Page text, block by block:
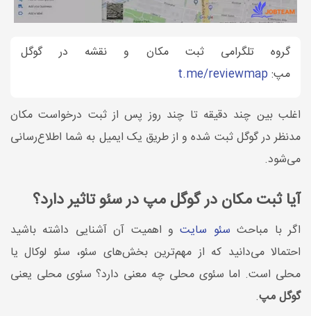
گروه تلگرامی ثبت مکان و نقشه در گوگل
مپ: t.me/reviewmap
اغلب بین چند دقیقه تا چند روز پس از ثبت درخواست مکان
مدنظر در گوگل ثبت شده و از طریق یک ایمیل به شما اطلاع‌رسانی
می‌شود.
آیا ثبت مکان در گوگل مپ در سئو تاثیر دارد؟
اگر با مباحث سئو سایتو اهمیت آن آشنایی داشته باشید
احتمالا می‌دانید که از مهم‌ترین بخش‌های سئو، سئو لوکال یا
محلی است. اما سئوی محلی چه معنی دارد؟ سئوی محلی یعنی
گوگل مپ.